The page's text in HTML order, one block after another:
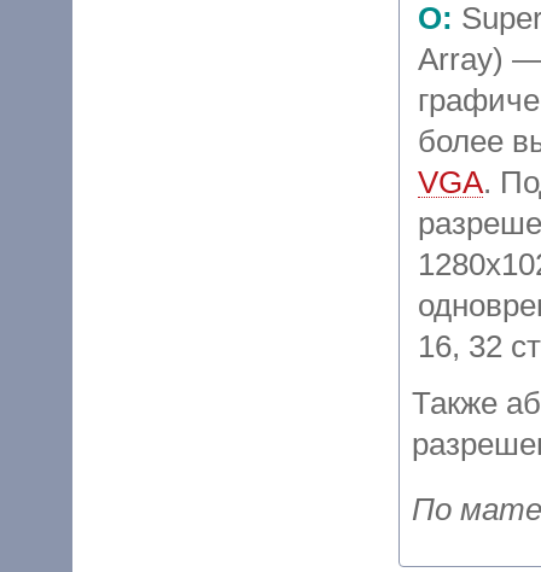
О:
Array) —
более
VGA.
16, 32
Также
По